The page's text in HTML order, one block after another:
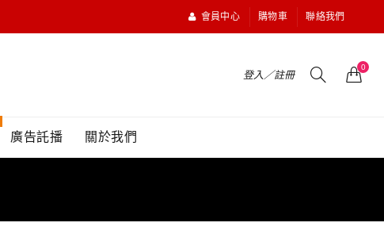
會員中心 購物車 聯絡我們
登入／註冊
0
廣告託播 關於我們